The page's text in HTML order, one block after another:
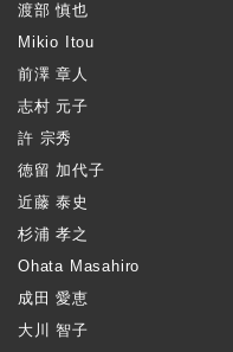
渡部 慎也
Mikio Itou
前澤 章人
志村 元子
許 宗秀
徳留 加代子
近藤 泰史
杉浦 孝之
Ohata Masahiro
成田 愛恵
大川 智子